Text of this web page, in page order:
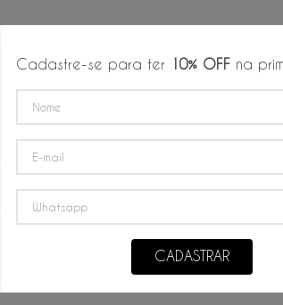
Cadastre-se para ter 10% OFFna
CADASTRAR